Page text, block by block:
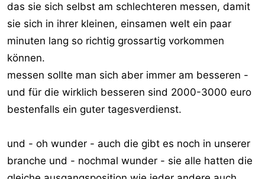
das sie sich selbst am schlechteren messen, damit
sie sich in ihrer kleinen, einsamen welt ein paar
minuten lang so richtig grossartig vorkommen
können.
messen sollte man sich aber immer am besseren -
und für die wirklich besseren sind 2000-3000 euro
bestenfalls ein guter tagesverdienst.
und - oh wunder - auch die gibt es noch in unserer
branche und - nochmal wunder - sie alle hatten die